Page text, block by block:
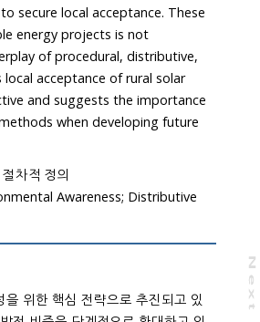
N
e
x
t
a
g
secure local acceptance. These
energy projects is not
of procedural, distributive,
acceptance of rural solar
and suggests the importance
when developing future
차적 정의
Awareness; Distributive
위한 핵심 전략으로 추진되고 있